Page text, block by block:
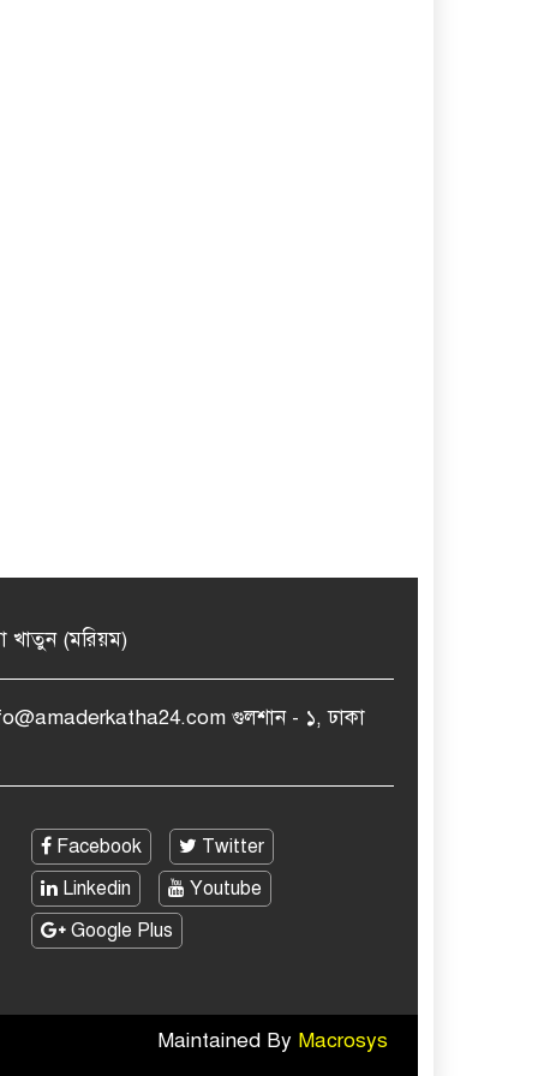
খাতুন (মরিয়ম)
গুলশান - ১, ঢাকা
Facebook
Twitter
Linkedin
Youtube
Google Plus
Maintained By Macrosys